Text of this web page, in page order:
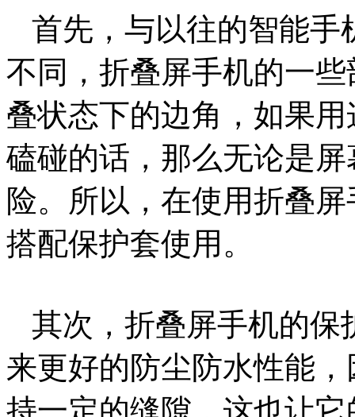
首先，与以往的智能手
不同，折叠屏手机的一
叠状态下的边角，如果
磕碰的话，那么无论是
险。所以，在使用折叠
搭配保护套使用。
其次，折叠屏手机的保
来更好的防尘防水性能
持一定的缝隙，这也让